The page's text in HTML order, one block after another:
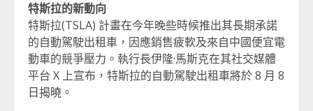
特斯拉的新動向
特斯拉(TSLA) 計畫在今年晚些時候推出其長期承諾
的自動駕駛出租車，因應銷售疲軟及來自中國便宜電
動車的競爭壓力。執行長伊隆·馬斯克在其社交媒體
平台 X 上宣布，特斯拉的自動駕駛出租車將於 8 月 8
日揭曉。